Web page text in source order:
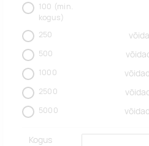
100 (min.
kogus)
250
500
1000 võidad
2500
5000 võidad
Kogus